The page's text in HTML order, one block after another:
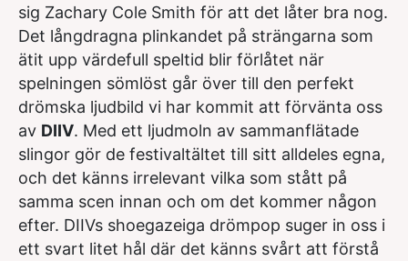
sig Zachary Cole Smith för att det låter bra nog.
Det långdragna plinkandet på strängarna som
ätit upp värdefull speltid blir förlåtet när
spelningen sömlöst går över till den perfekt
drömska ljudbild vi har kommit att förvänta oss
av DIIV. Med ett ljudmoln av sammanflätade
slingor gör de festivaltältet till sitt alldeles egna,
och det känns irrelevant vilka som stått på
samma scen innan och om det kommer någon
efter. DIIVs shoegazeiga drömpop suger in oss i
ett svart litet hål där det känns svårt att förstå